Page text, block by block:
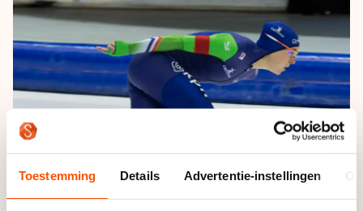
Toestemming Details Advertentie-instellingen
Natuurijs
Kunstschaatsen
Historie & statistiek
Algemene Nederlandse Schaatstijd
Deze zomer de weg op
Waar kan ik schaatsen en skaten?
Schaatsfans
Alles voor jou als schaatsfan
Evenementen
Tickets
Livestreams
Word schaatsfan!
Winacties
Olympische Spelen
Olympische Spelen
Medaille overzicht